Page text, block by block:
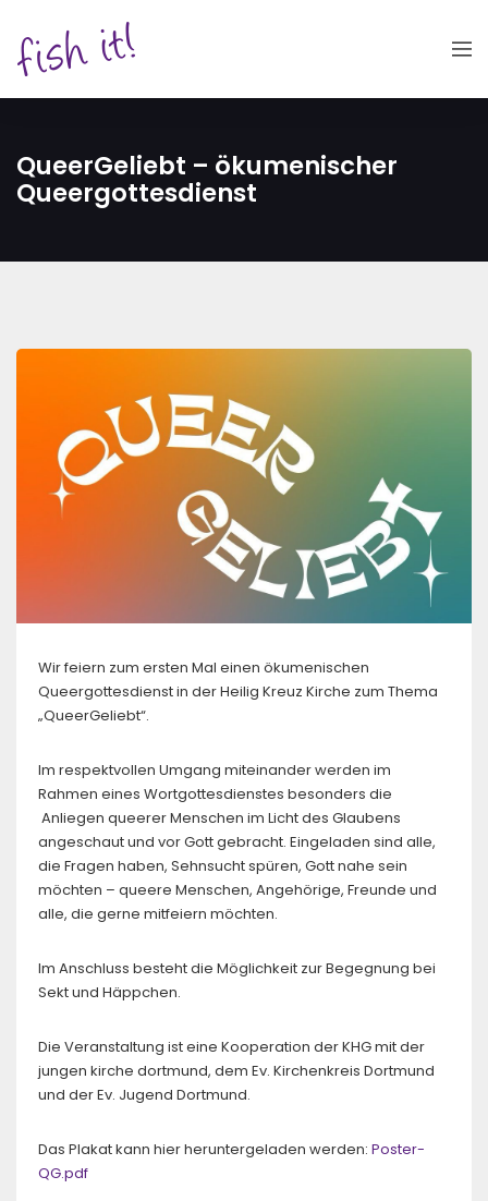
QueerGeliebt – ökumenischer
Queergottesdienst
Wir feiern zum ersten Mal einen ökumenischen
Queergottesdienst in der Heilig Kreuz Kirche zum Thema
„QueerGeliebt“.
Im respektvollen Umgang miteinander werden im
Rahmen eines Wortgottesdienstes besonders die
Anliegen queerer Menschen im Licht des Glaubens
angeschaut und vor Gott gebracht. Eingeladen sind alle,
die Fragen haben, Sehnsucht spüren, Gott nahe sein
möchten – queere Menschen, Angehörige, Freunde und
alle, die gerne mitfeiern möchten.
Im Anschluss besteht die Möglichkeit zur Begegnung bei
Sekt und Häppchen.
Die Veranstaltung ist eine Kooperation der KHG mit der
jungen kirche dortmund, dem Ev. Kirchenkreis Dortmund
und der Ev. Jugend Dortmund.
Das Plakat kann hier heruntergeladen werden: Poster-
QG.pdf